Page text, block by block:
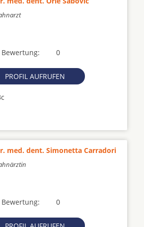
0
Bewertung:
PROFIL AUFRUFEN
med. dent. Simonetta Carradori
0
Bewertung: